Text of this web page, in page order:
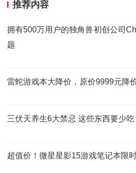
推荐内容
拥有500万用户的独角兽初创公司
题
雷蛇游戏本大降价，原价9999元降
三伏天养生6大禁忌 这些东西要少吃
超值价！微星星影15游戏笔记本限